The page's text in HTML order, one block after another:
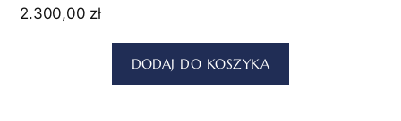
2.300,00 zł
DODAJ DO KOSZYKA